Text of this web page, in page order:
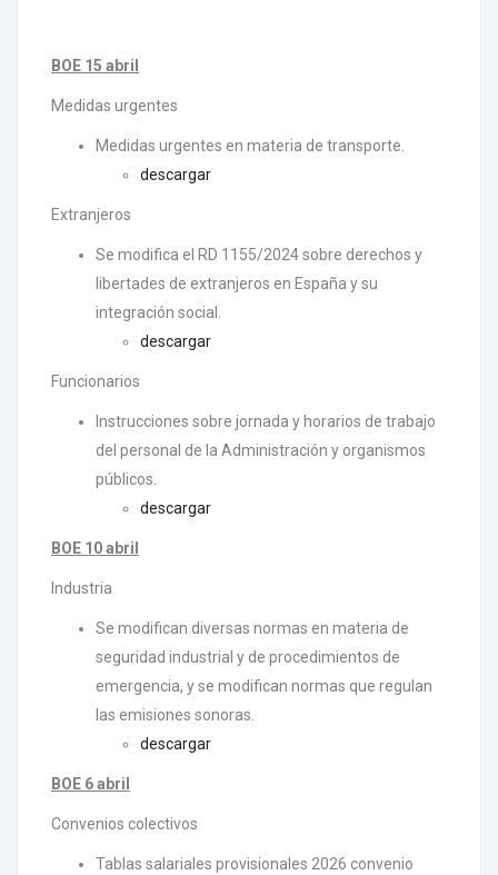
BOE 15 abril
Medidas urgentes
Medidas urgentes en materia de transporte.
descargar
Extranjeros
Se modifica el RD 1155/2024 sobre derechos y
libertades de extranjeros en España y su
integración social.
descargar
Funcionarios
Instrucciones sobre jornada y horarios de trabajo
del personal de la Administración y organismos
públicos.
descargar
BOE 10 abril
Industria
Se modifican diversas normas en materia de
seguridad industrial y de procedimientos de
emergencia, y se modifican normas que regulan
las emisiones sonoras.
descargar
BOE 6 abril
Convenios colectivos
Tablas salariales provisionales 2026 convenio